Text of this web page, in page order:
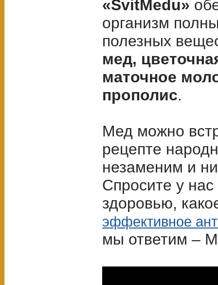
«SvitMedu»
организм
полезных
мед,
маточное
прополис.
Мед можно
рецепте
незаменим и
Спросите у
здоровью,
эффективное
мы ответим –